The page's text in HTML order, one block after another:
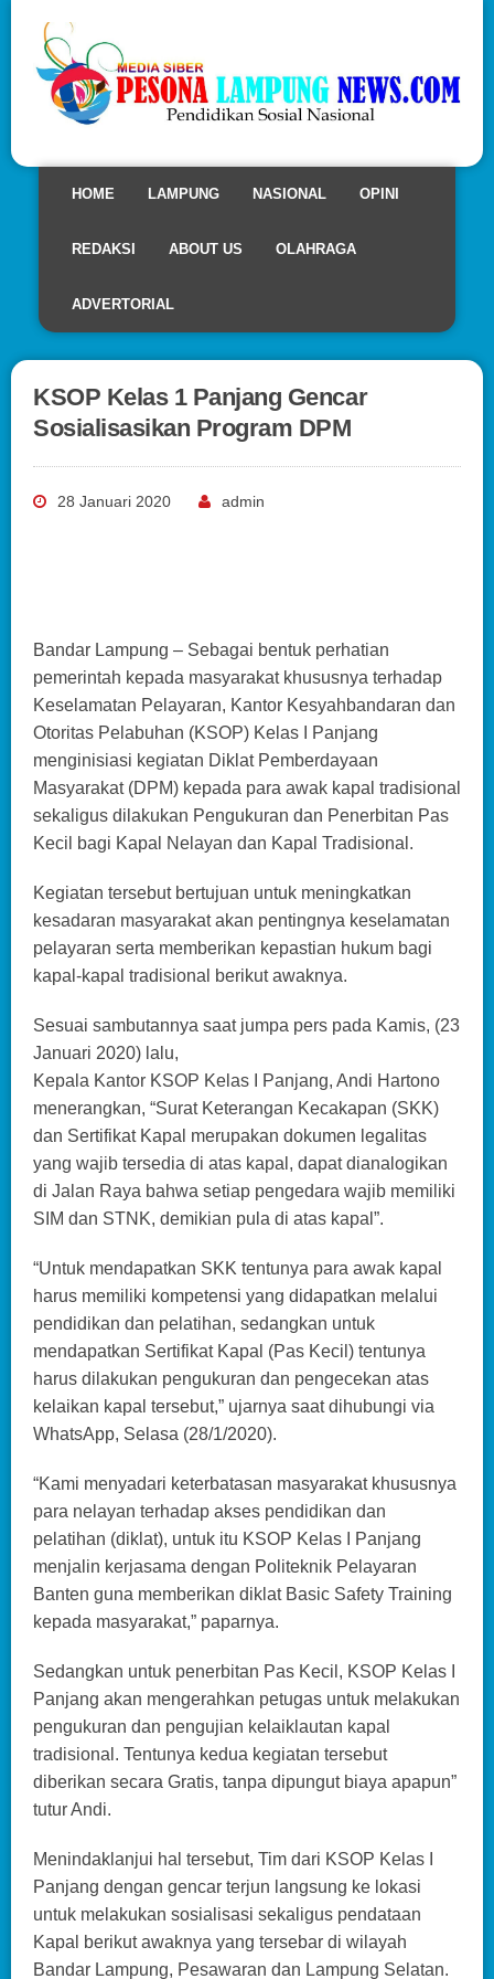
HOME LAMPUNG NASIONAL OPINI
REDAKSI ABOUT US OLAHRAGA
ADVERTORIAL
KSOP Kelas 1 Panjang Gencar
Sosialisasikan Program DPM
28 Januari 2020 admin
Bandar Lampung – Sebagai bentuk perhatian
pemerintah kepada masyarakat khususnya terhadap
Keselamatan Pelayaran, Kantor Kesyahbandaran dan
Otoritas Pelabuhan (KSOP) Kelas I Panjang
menginisiasi kegiatan Diklat Pemberdayaan
Masyarakat (DPM) kepada para awak kapal tradisional
sekaligus dilakukan Pengukuran dan Penerbitan Pas
Kecil bagi Kapal Nelayan dan Kapal Tradisional.
Kegiatan tersebut bertujuan untuk meningkatkan
kesadaran masyarakat akan pentingnya keselamatan
pelayaran serta memberikan kepastian hukum bagi
kapal-kapal tradisional berikut awaknya.
Sesuai sambutannya saat jumpa pers pada Kamis, (23
Januari 2020) lalu,
Kepala Kantor KSOP Kelas I Panjang, Andi Hartono
menerangkan, “Surat Keterangan Kecakapan (SKK)
dan Sertifikat Kapal merupakan dokumen legalitas
yang wajib tersedia di atas kapal, dapat dianalogikan
di Jalan Raya bahwa setiap pengedara wajib memiliki
SIM dan STNK, demikian pula di atas kapal”.
“Untuk mendapatkan SKK tentunya para awak kapal
harus memiliki kompetensi yang didapatkan melalui
pendidikan dan pelatihan, sedangkan untuk
mendapatkan Sertifikat Kapal (Pas Kecil) tentunya
harus dilakukan pengukuran dan pengecekan atas
kelaikan kapal tersebut,” ujarnya saat dihubungi via
WhatsApp, Selasa (28/1/2020).
“Kami menyadari keterbatasan masyarakat khususnya
para nelayan terhadap akses pendidikan dan
pelatihan (diklat), untuk itu KSOP Kelas I Panjang
menjalin kerjasama dengan Politeknik Pelayaran
Banten guna memberikan diklat Basic Safety Training
kepada masyarakat,” paparnya.
Sedangkan untuk penerbitan Pas Kecil, KSOP Kelas I
Panjang akan mengerahkan petugas untuk melakukan
pengukuran dan pengujian kelaiklautan kapal
tradisional. Tentunya kedua kegiatan tersebut
diberikan secara Gratis, tanpa dipungut biaya apapun”
tutur Andi.
Menindaklanjui hal tersebut, Tim dari KSOP Kelas I
Panjang dengan gencar terjun langsung ke lokasi
untuk melakukan sosialisasi sekaligus pendataan
Kapal berikut awaknya yang tersebar di wilayah
Bandar Lampung, Pesawaran dan Lampung Selatan.